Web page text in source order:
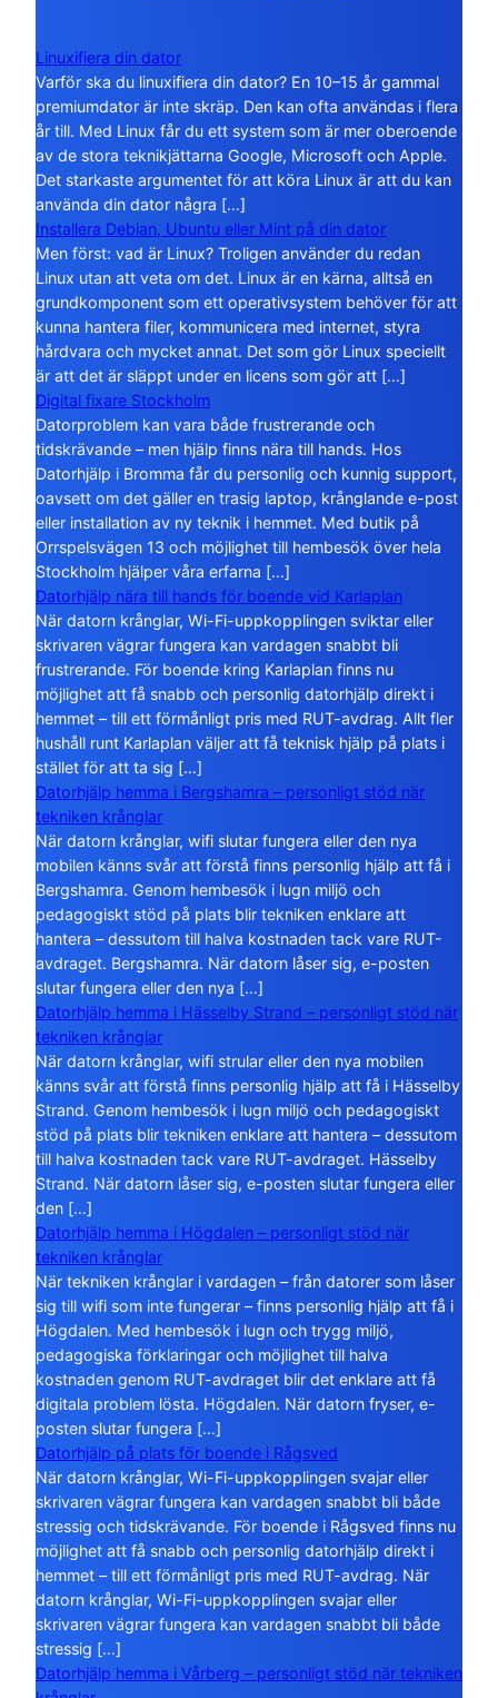
Linuxifiera din dator
Varför ska du linuxifiera din dator? En 10–15 år gammal
premiumdator är inte skräp. Den kan ofta användas i flera
år till. Med Linux får du ett system som är mer oberoende
av de stora teknikjättarna Google, Microsoft och Apple.
Det starkaste argumentet för att köra Linux är att du kan
använda din dator några […]
Installera Debian, Ubuntu eller Mint på din dator
Men först: vad är Linux? Troligen använder du redan
Linux utan att veta om det. Linux är en kärna, alltså en
grundkomponent som ett operativsystem behöver för att
kunna hantera filer, kommunicera med internet, styra
hårdvara och mycket annat. Det som gör Linux speciellt
är att det är släppt under en licens som gör att […]
Digital fixare Stockholm
Datorproblem kan vara både frustrerande och
tidskrävande – men hjälp finns nära till hands. Hos
Datorhjälp i Bromma får du personlig och kunnig support,
oavsett om det gäller en trasig laptop, krånglande e-post
eller installation av ny teknik i hemmet. Med butik på
Orrspelsvägen 13 och möjlighet till hembesök över hela
Stockholm hjälper våra erfarna […]
Datorhjälp nära till hands för boende vid Karlaplan
När datorn krånglar, Wi-Fi-uppkopplingen sviktar eller
skrivaren vägrar fungera kan vardagen snabbt bli
frustrerande. För boende kring Karlaplan finns nu
möjlighet att få snabb och personlig datorhjälp direkt i
hemmet – till ett förmånligt pris med RUT-avdrag. Allt fler
hushåll runt Karlaplan väljer att få teknisk hjälp på plats i
stället för att ta sig […]
Datorhjälp hemma i Bergshamra – personligt stöd när
tekniken krånglar
När datorn krånglar, wifi slutar fungera eller den nya
mobilen känns svår att förstå finns personlig hjälp att få i
Bergshamra. Genom hembesök i lugn miljö och
pedagogiskt stöd på plats blir tekniken enklare att
hantera – dessutom till halva kostnaden tack vare RUT-
avdraget. Bergshamra. När datorn låser sig, e-posten
slutar fungera eller den nya […]
Datorhjälp hemma i Hässelby Strand – personligt stöd när
tekniken krånglar
När datorn krånglar, wifi strular eller den nya mobilen
känns svår att förstå finns personlig hjälp att få i Hässelby
Strand. Genom hembesök i lugn miljö och pedagogiskt
stöd på plats blir tekniken enklare att hantera – dessutom
till halva kostnaden tack vare RUT-avdraget. Hässelby
Strand. När datorn låser sig, e-posten slutar fungera eller
den […]
Datorhjälp hemma i Högdalen – personligt stöd när
tekniken krånglar
När tekniken krånglar i vardagen – från datorer som låser
sig till wifi som inte fungerar – finns personlig hjälp att få i
Högdalen. Med hembesök i lugn och trygg miljö,
pedagogiska förklaringar och möjlighet till halva
kostnaden genom RUT-avdraget blir det enklare att få
digitala problem lösta. Högdalen. När datorn fryser, e-
posten slutar fungera […]
Datorhjälp på plats för boende i Rågsved
När datorn krånglar, Wi-Fi-uppkopplingen svajar eller
skrivaren vägrar fungera kan vardagen snabbt bli både
stressig och tidskrävande. För boende i Rågsved finns nu
möjlighet att få snabb och personlig datorhjälp direkt i
hemmet – till ett förmånligt pris med RUT-avdrag. När
datorn krånglar, Wi-Fi-uppkopplingen svajar eller
skrivaren vägrar fungera kan vardagen snabbt bli både
stressig […]
Datorhjälp hemma i Vårberg – personligt stöd när tekniken